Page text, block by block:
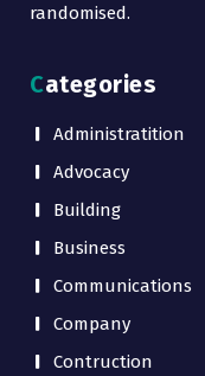
randomised.
Categories
Administratition
Advocacy
Building
Business
Communications
Company
Contruction